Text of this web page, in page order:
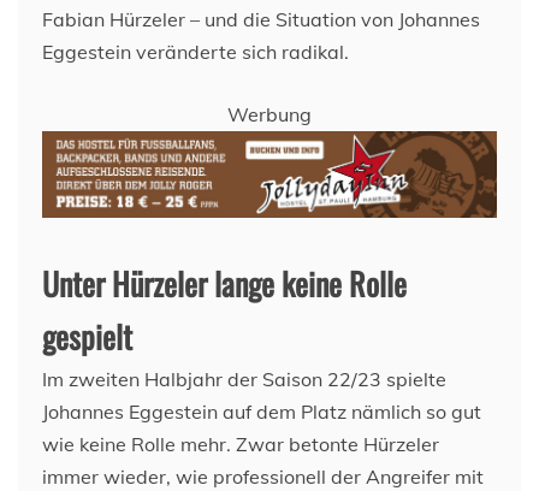
Fabian Hürzeler – und die Situation von Johannes
Eggestein veränderte sich radikal.
Werbung
Unter Hürzeler lange keine Rolle
gespielt
Im zweiten Halbjahr der Saison 22/23 spielte
Johannes Eggestein auf dem Platz nämlich so gut
wie keine Rolle mehr. Zwar betonte Hürzeler
immer wieder, wie professionell der Angreifer mit